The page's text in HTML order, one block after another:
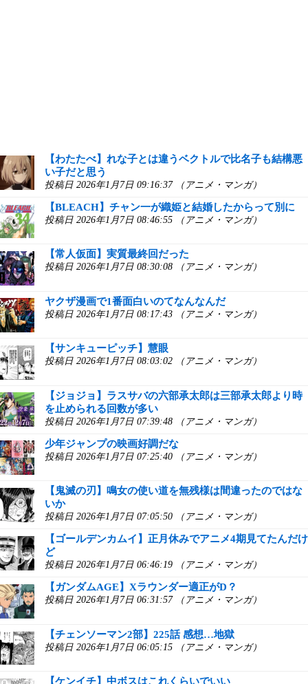
【わたたべ】れな子とは違うベクトルで比名子も結構悪
い子だと思う
投稿日 2026年1月7日 09:16:37 （アニメ・マンガ）
【BLEACH】チャン一が織姫と結婚したからって別に
投稿日 2026年1月7日 08:46:55 （アニメ・マンガ）
【常人仮面】実質最終回だった
投稿日 2026年1月7日 08:30:08 （アニメ・マンガ）
ヤクザ漫画で1番面白いのてなんなんだ
投稿日 2026年1月7日 08:17:43 （アニメ・マンガ）
【サンキューピッチ】慧眼
投稿日 2026年1月7日 08:03:02 （アニメ・マンガ）
【ジョジョ】ラスサバの六部承太郎は三部承太郎より時
を止められる回数が多い
投稿日 2026年1月7日 07:39:48 （アニメ・マンガ）
少年ジャンプの映画好調だな
投稿日 2026年1月7日 07:25:40 （アニメ・マンガ）
【鬼滅の刃】鳴女の使い道を無残様は間違ったのではな
いか
投稿日 2026年1月7日 07:05:50 （アニメ・マンガ）
【ゴールデンカムイ】正月休みでアニメ4期見てたんだけ
ど
投稿日 2026年1月7日 06:46:19 （アニメ・マンガ）
【ガンダムAGE】Xラウンダー適正がD？
投稿日 2026年1月7日 06:31:57 （アニメ・マンガ）
【チェンソーマン2部】225話 感想…地獄
投稿日 2026年1月7日 06:05:15 （アニメ・マンガ）
【ケンイチ】中ボスはこれくらいでいい